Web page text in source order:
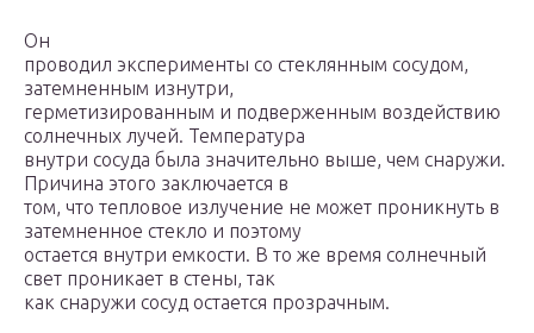
Он
проводил эксперименты со стеклянным сосудом,
затемненным изнутри,
герметизированным и подверженным воздействию
солнечных лучей. Температура
внутри сосуда была значительно выше, чем снаружи.
Причина этого заключается в
том, что тепловое излучение не может проникнуть в
затемненное стекло и поэтому
остается внутри емкости. В то же время солнечный
свет проникает в стены, так
как снаружи сосуд остается прозрачным.